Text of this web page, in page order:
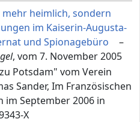
mehr heimlich, sondern
im Kaiserin-Augusta-
und Spionagebüro
–
, vom 7. November 2005
Potsdam" vom Verein
Sander, Im Französischen
im September 2006 in
X